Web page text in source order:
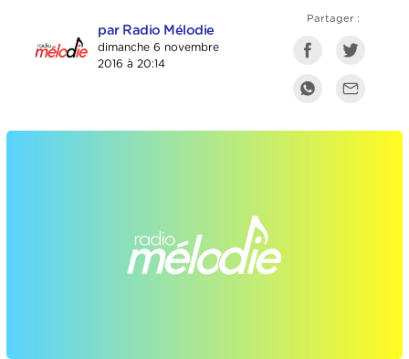
par Radio Mélodie
dimanche 6 novembre
2016 à 20:14
Partager :